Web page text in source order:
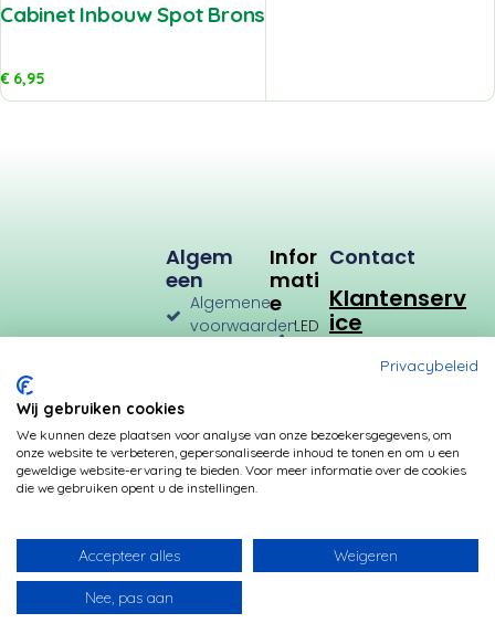
Cabinet Inbouw Spot Brons
€6,95
Infor
Mati
E
LED
Verbruik
Kleurtemperatuur
Algem
Een
Algemene
voorwaarden
Privacybeleid
Betalingsmogelijkheden
Contact
Klantenserv
ice
Privacybeleid
Wij gebruiken cookies
We kunnen deze plaatsen voor analyse van onze bezoekersgegevens, om
onze website te verbeteren, gepersonaliseerde inhoud te tonen en om u een
geweldige website-ervaring te bieden. Voor meer informatie over de cookies
die we gebruiken opent u de instellingen.
Accepteer alles Weigeren
Nee, pas aan